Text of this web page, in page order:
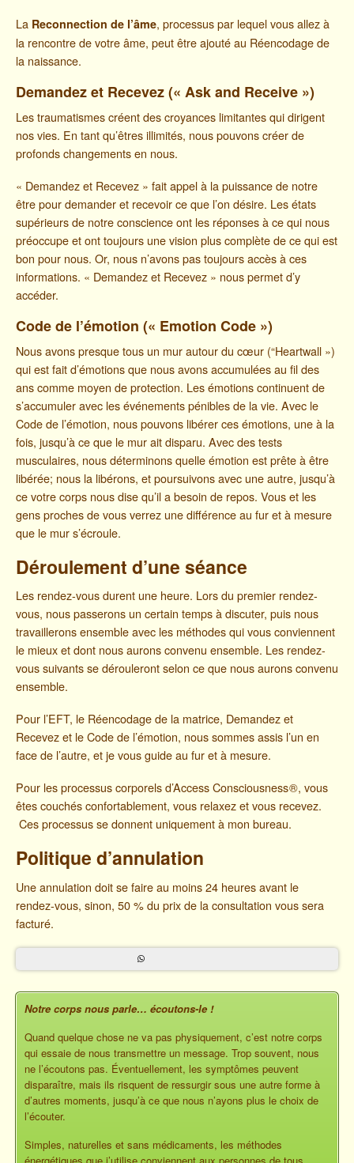
La Reconnection de l’âme, processus par lequel vous allez à
la rencontre de votre âme, peut être ajouté au Réencodage de
la naissance.
Demandez et Recevez (« Ask and Receive »)
Les traumatismes créent des croyances limitantes qui dirigent
nos vies. En tant qu’êtres illimités, nous pouvons créer de
profonds changements en nous.
« Demandez et Recevez » fait appel à la puissance de notre
être pour demander et recevoir ce que l’on désire. Les états
supérieurs de notre conscience ont les réponses à ce qui nous
préoccupe et ont toujours une vision plus complète de ce qui est
bon pour nous. Or, nous n’avons pas toujours accès à ces
informations. « Demandez et Recevez » nous permet d’y
accéder.
Code de l’émotion (« Emotion Code »)
Nous avons presque tous un mur autour du cœur (“Heartwall »)
qui est fait d’émotions que nous avons accumulées au fil des
ans comme moyen de protection. Les émotions continuent de
s’accumuler avec les événements pénibles de la vie. Avec le
Code de l’émotion, nous pouvons libérer ces émotions, une à la
fois, jusqu’à ce que le mur ait disparu. Avec des tests
musculaires, nous déterminons quelle émotion est prête à être
libérée; nous la libérons, et poursuivons avec une autre, jusqu’à
ce votre corps nous dise qu’il a besoin de repos. Vous et les
gens proches de vous verrez une différence au fur et à mesure
que le mur s’écroule.
Déroulement d’une séance
Les rendez-vous durent une heure. Lors du premier rendez-
vous, nous passerons un certain temps à discuter, puis nous
travaillerons ensemble avec les méthodes qui vous conviennent
le mieux et dont nous aurons convenu ensemble. Les rendez-
vous suivants se dérouleront selon ce que nous aurons convenu
ensemble.
Pour l’EFT, le Réencodage de la matrice, Demandez et
Recevez et le Code de l’émotion, nous sommes assis l’un en
face de l’autre, et je vous guide au fur et à mesure.
Pour les processus corporels d’Access Consciousness®, vous
êtes couchés confortablement, vous relaxez et vous recevez.
Ces processus se donnent uniquement à mon bureau.
Politique d’annulation
Une annulation doit se faire au moins 24 heures avant le
rendez-vous, sinon, 50 % du prix de la consultation vous sera
facturé.
Notre corps nous parle… écoutons-le !
Quand quelque chose ne va pas physiquement, c’est notre corps
qui essaie de nous transmettre un message. Trop souvent, nous
ne l’écoutons pas. Éventuellement, les symptômes peuvent
disparaître, mais ils risquent de ressurgir sous une autre forme à
d’autres moments, jusqu’à ce que nous n’ayons plus le choix de
l’écouter.
Simples, naturelles et sans médicaments, les méthodes